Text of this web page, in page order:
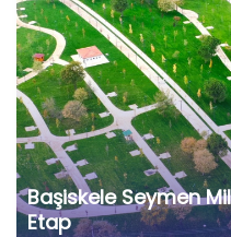
Başiskele Seymen
Etap